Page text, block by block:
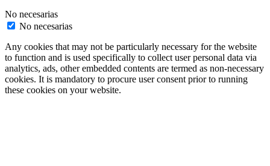
No necesarias
No necesarias
Any cookies that may not be particularly necessary for the website
to function and is used specifically to collect user personal data via
analytics, ads, other embedded contents are termed as non-necessary
cookies. It is mandatory to procure user consent prior to running
these cookies on your website.